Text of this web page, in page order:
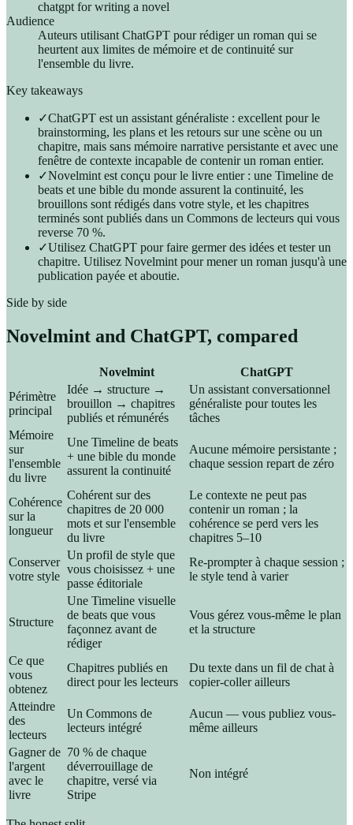
chatgpt for writing a novel
Audience
Auteurs utilisant ChatGPT pour rédiger un roman qui se
heurtent aux limites de mémoire et de continuité sur
l'ensemble du livre.
Key takeaways
✓ChatGPT est un assistant généraliste : excellent pour le
brainstorming, les plans et les retours sur une scène ou un
chapitre, mais sans mémoire narrative persistante et avec une
fenêtre de contexte incapable de contenir un roman entier.
✓Novelmint est conçu pour le livre entier : une Timeline de
beats et une bible du monde assurent la continuité, les
brouillons sont rédigés dans votre style, et les chapitres
terminés sont publiés dans un Commons de lecteurs qui vous
reverse 70 %.
✓Utilisez ChatGPT pour faire germer des idées et tester un
chapitre. Utilisez Novelmint pour mener un roman jusqu'à une
publication payée et aboutie.
Side by side
Novelmint and ChatGPT, compared
Novelmint
ChatGPT
Périmètre
principal
Idée → structure →
brouillon → chapitres
publiés et rémunérés
Un assistant conversationnel
généraliste pour toutes les
tâches
Mémoire
sur
l'ensemble
du livre
Une Timeline de beats
+ une bible du monde
assurent la continuité
Aucune mémoire persistante ;
chaque session repart de zéro
Cohérence
sur la
longueur
Cohérent sur des
chapitres de 20 000
mots et sur l'ensemble
du livre
Le contexte ne peut pas
contenir un roman ; la
cohérence se perd vers les
chapitres 5–10
Conserver
votre style
Un profil de style que
vous choisissez + une
passe éditoriale
Re-prompter à chaque session ;
le style tend à varier
Structure
Une Timeline visuelle
de beats que vous
façonnez avant de
rédiger
Vous gérez vous-même le plan
et la structure
Ce que
vous
obtenez
Chapitres publiés en
direct pour les lecteurs
Du texte dans un fil de chat à
copier-coller ailleurs
Atteindre
des
lecteurs
Un Commons de
lecteurs intégré
Aucun — vous publiez vous-
même ailleurs
Gagner de
l'argent
avec le
livre
70 % de chaque
déverrouillage de
chapitre, versé via
Stripe
Non intégré